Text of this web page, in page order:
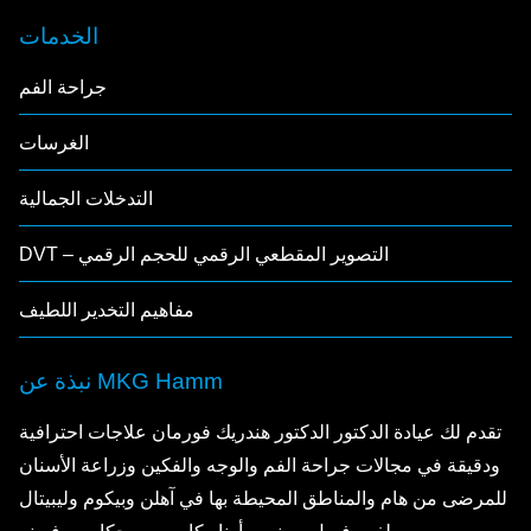
الخدمات
جراحة الفم
الغرسات
التدخلات الجمالية
DVT – التصوير المقطعي الرقمي للحجم الرقمي
مفاهيم التخدير اللطيف
نبذة عن MKG Hamm
تقدم لك عيادة الدكتور الدكتور هندريك فورمان علاجات احترافية
ودقيقة في مجالات جراحة الفم والوجه والفكين وزراعة الأسنان
للمرضى من هام والمناطق المحيطة بها في آهلن وبيكوم وليبيتال